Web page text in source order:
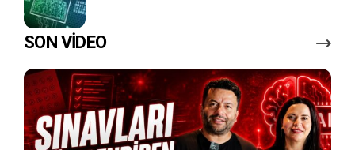
SON VİDEO